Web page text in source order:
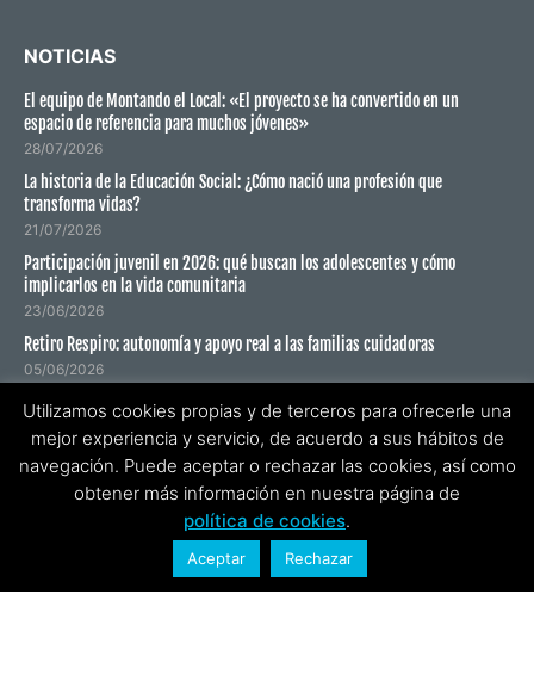
NOTICIAS
El equipo de Montando el Local: «El proyecto se ha convertido en un
espacio de referencia para muchos jóvenes»
28/07/2026
La historia de la Educación Social: ¿Cómo nació una profesión que
transforma vidas?
21/07/2026
Participación juvenil en 2026: qué buscan los adolescentes y cómo
implicarlos en la vida comunitaria
23/06/2026
Retiro Respiro: autonomía y apoyo real a las familias cuidadoras
05/06/2026
Todo lo que aprende la infancia en un campamento de verano (aunque no
aparezca en el programa)
18/05/2026
SUSCRÍBETE A NUESTRO NEWSLETTER
Utilizamos cookies propias y de terceros para ofrecerle una
mejor experiencia y servicio, de acuerdo a sus hábitos de
navegación. Puede aceptar o rechazar las cookies, así como
obtener más información en nuestra página de
política de cookies.
Aceptar Rechazar